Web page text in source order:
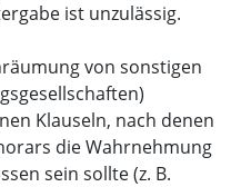
ist unzulässig.
von sonstigen
Klauseln, nach denen
die Wahrnehmung
sein sollte (z. B.